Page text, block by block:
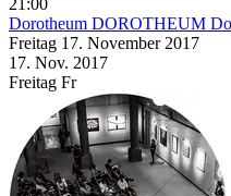
Dorotheum DOROTHEUM
Freitag 17. November 2017
17. Nov. 2017
Freitag Fr